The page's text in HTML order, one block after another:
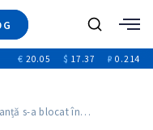
Ştiri
€ 20.05 $ 17.37 ₽ 0.214
s-a blocat în…